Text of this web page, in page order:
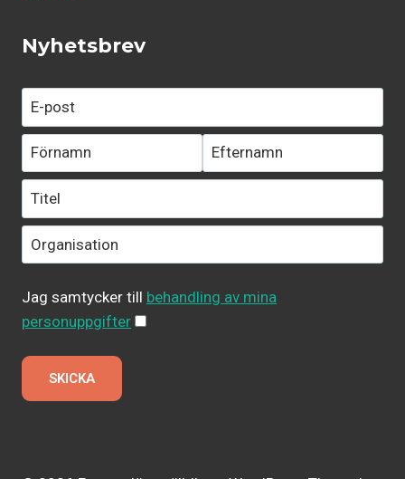
Nyhetsbrev
Jag samtycker till behandling av mina
personuppgifter